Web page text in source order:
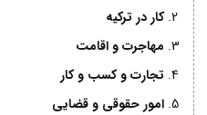
کار در ترکیه
مهاجرت و اقامت
تجارت و کسب و کار
امور حقوقی و قضایی